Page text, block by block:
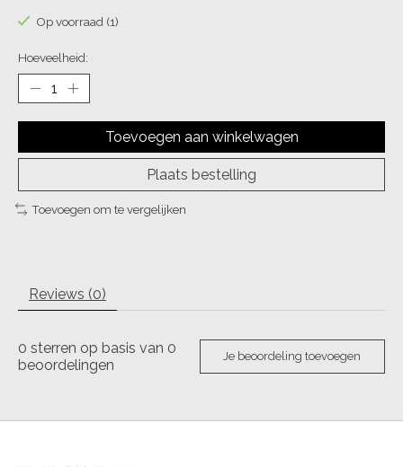
Op voorraad (1)
Hoeveelheid:
Toevoegen aan winkelwagen
Plaats bestelling
Toevoegen om te vergelijken
Reviews (0)
0 sterren op basis van 0
beoordelingen
Je beoordeling toevoegen